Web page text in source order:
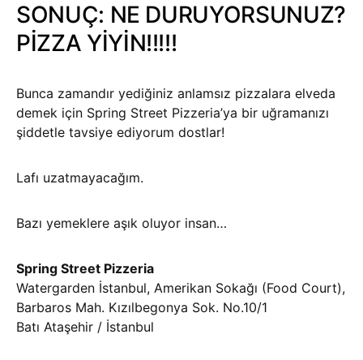
SONUÇ: NE DURUYORSUNUZ?
PİZZA YİYİN!!!!!
Bunca zamandır yediğiniz anlamsız pizzalara elveda
demek için Spring Street Pizzeria’ya bir uğramanızı
şiddetle tavsiye ediyorum dostlar!
Lafı uzatmayacağım.
Bazı yemeklere aşık oluyor insan…
Spring Street Pizzeria
Watergarden İstanbul, Amerikan Sokağı (Food Court),
Barbaros Mah. Kızılbegonya Sok. No.10/1
Batı Ataşehir / İstanbul